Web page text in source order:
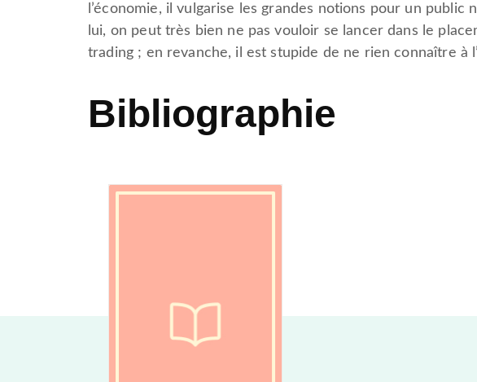
l’économie, il vulgarise les grandes notions pour un public
lui, on peut très bien ne pas vouloir se lancer dans le
trading ; en revanche, il est stupide de ne rien connaître à
Bibliographie